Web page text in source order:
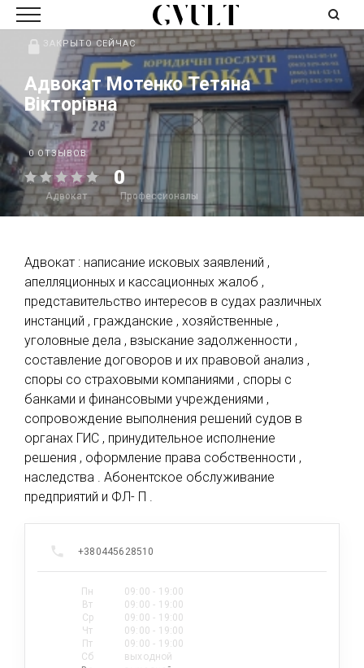
ЗАКРЫТО СЕЙЧАС
Адвокат Мотенко Тетяна
Вікторівна
0 ОТЗЫВОВ
0
Адвокат Профессионалы
Адвокат : написание исковых заявлений ,
апелляционных и кассационных жалоб ,
представительство интересов в судах различных
инстанций , гражданские , хозяйственные ,
уголовные дела , взыскание задолженности ,
составление договоров и их правовой анализ ,
споры со страховыми компаниями , споры с
банками и финансовыми учреждениями ,
сопровождение выполнения решений судов в
органах ГИС , принудительное исполнение
решения , оформление права собственности ,
наследства . Абонентское обслуживание
предприятий и ФЛ- П .
+380445628510
Пн
09:00 - 19:00
Вт
09:00 - 19:00
Ср
09:00 - 19:00
Чт
09:00 - 19:00
Пт
09:00 - 19:00
Сб
выходной